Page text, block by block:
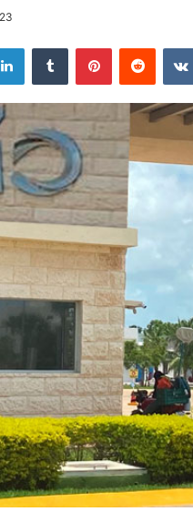
LinkedInTumblr PinterestReddit